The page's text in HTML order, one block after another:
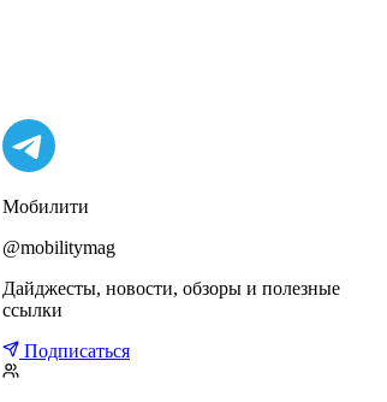
Мобилити
@mobilitymag
Дайджесты, новости, обзоры и полезные
ссылки
Подписаться